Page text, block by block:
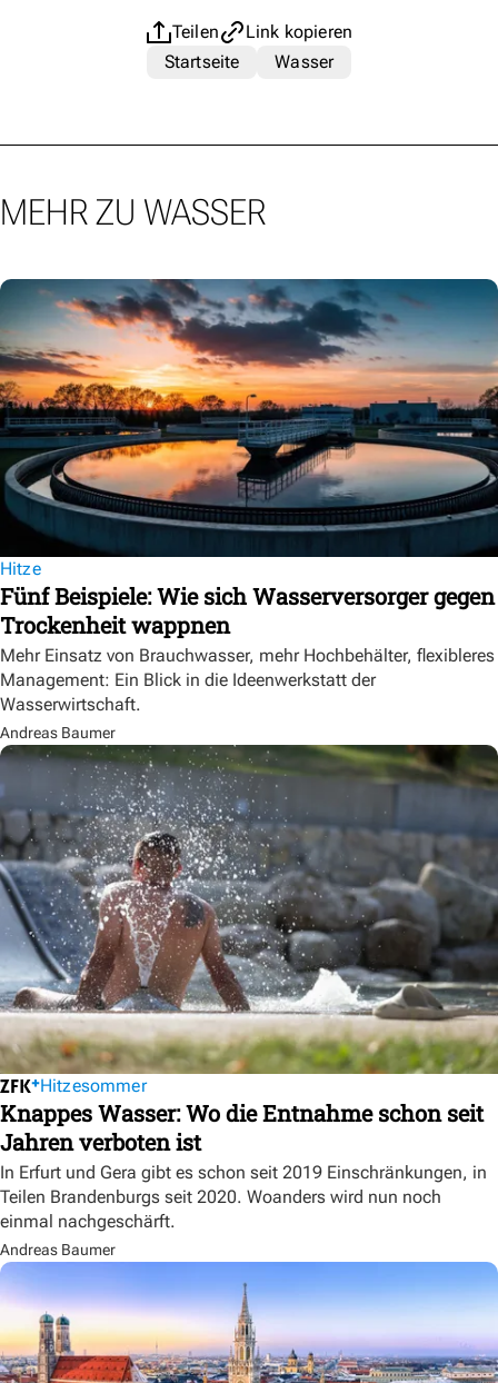
Teilen
Link kopieren
Startseite
Wasser
MEHR ZU WASSER
Hitze
Fünf Beispiele: Wie sich Wasserversorger gegen
Trockenheit wappnen
Mehr Einsatz von Brauchwasser, mehr Hochbehälter, flexibleres
Management: Ein Blick in die Ideenwerkstatt der
Wasserwirtschaft.
Andreas Baumer
Hitzesommer
Knappes Wasser: Wo die Entnahme schon seit
Jahren verboten ist
In Erfurt und Gera gibt es schon seit 2019 Einschränkungen, in
Teilen Brandenburgs seit 2020. Woanders wird nun noch
einmal nachgeschärft.
Andreas Baumer